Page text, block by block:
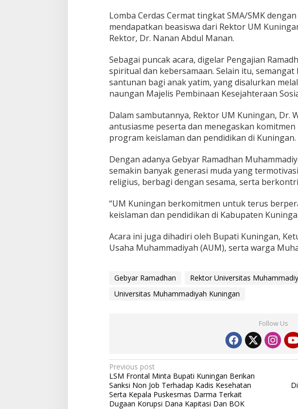
Lomba Cerdas Cermat tingkat SMA/SMK
mendapatkan beasiswa dari Rektor UM
Rektor, Dr. Nanan Abdul Manan.
Sebagai puncak acara, digelar Pengajian
spiritual dan kebersamaan. Selain itu,
santunan bagi anak yatim, yang disalurkan
naungan Majelis Pembinaan Kesejahteraan
Dalam sambutannya, Rektor UM Kuningan, Dr.
antusiasme peserta dan menegaskan
program keislaman dan pendidikan di Kuningan.
Dengan adanya Gebyar Ramadhan
semakin banyak generasi muda yang
religius, berbagi dengan sesama, serta
“UM Kuningan berkomitmen untuk terus
keislaman dan pendidikan di Kabupaten
Acara ini juga dihadiri oleh Bupati Kuningan,
Usaha Muhammadiyah (AUM), serta warga
Gebyar Ramadhan Rektor Universitas
Universitas Muhammadiyah Kuningan
Follow Us
Post
navigation
Previous post
LSM Frontal Minta Bupati Kuningan Berikan
Sanksi Non Job Terhadap Kadis Kesehatan
Serta Kepala Puskesmas Darma Terkait
Dugaan Korupsi Dana Kapitasi Dan BOK